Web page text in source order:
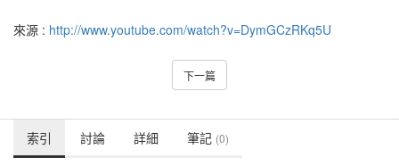
來源 : http://www.youtube.com/watch?v=DymGCzRKq5U
下一篇
索引 討論 詳細 筆記 (0)